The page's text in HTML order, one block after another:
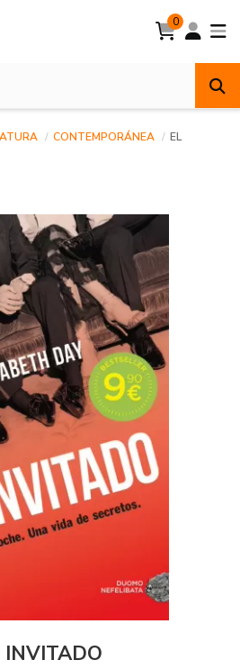
0
CONTEMPORÁNEA
EL
INVITADO